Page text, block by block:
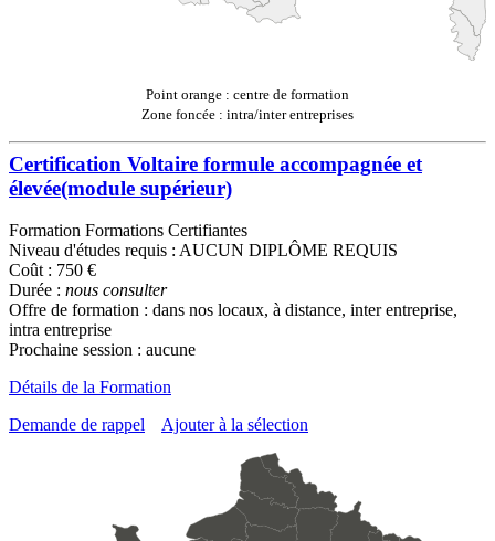
Point orange : centre de formation
Zone foncée : intra/inter entreprises
Certification Voltaire formule accompagnée et
élevée(module supérieur)
Formation Formations Certifiantes
Niveau d'études requis : AUCUN DIPLÔME REQUIS
Coût : 750 €
Durée : nous consulter
Offre de formation : dans nos locaux, à distance, inter entreprise,
intra entreprise
Prochaine session : aucune
Détails de la Formation
Demande de rappel
Ajouter à la sélection